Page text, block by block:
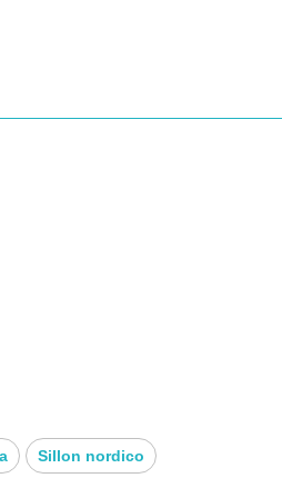
CINCHA ELÁSTICA
DE FIBRA
Sillon nordico